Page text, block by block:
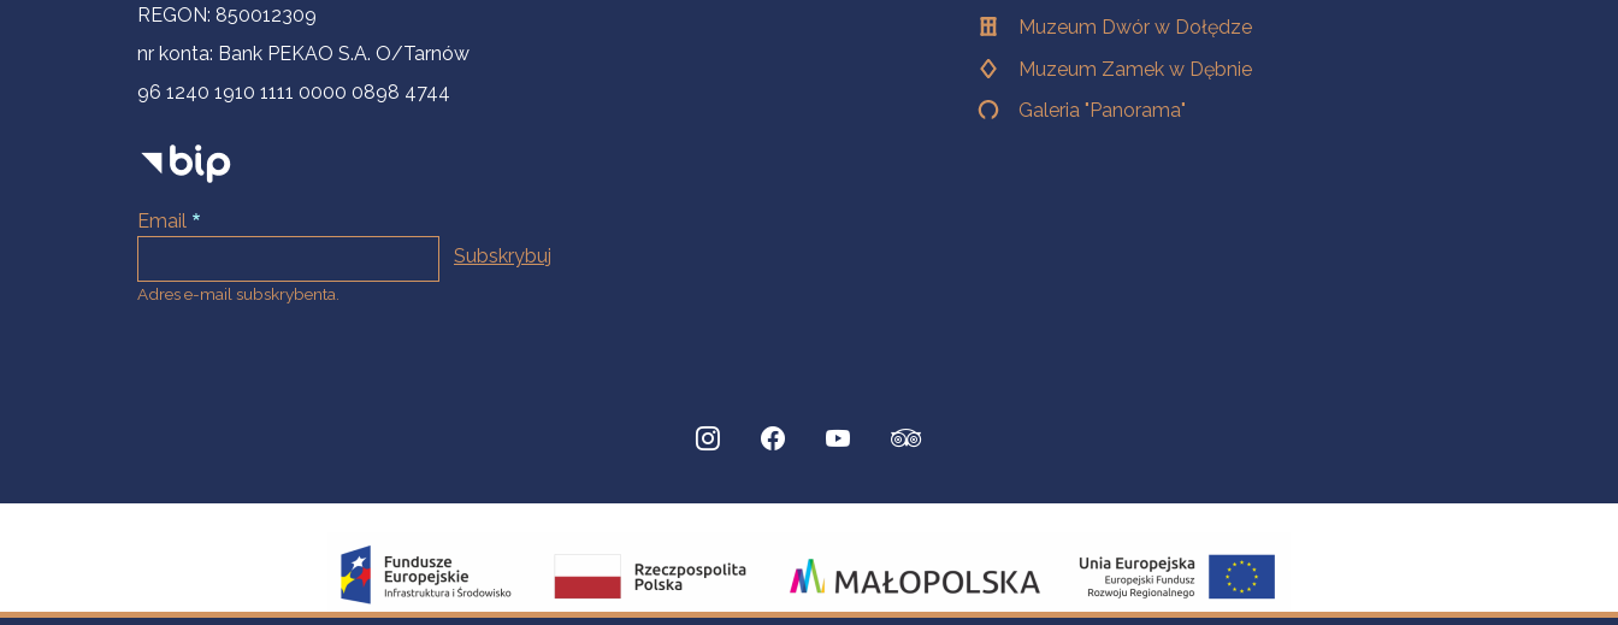
REGON: 850012309
nr konta: Bank PEKAO S.A. O/Tarnów
96 1240 1910 1111 0000 0898 4744
Email
Adres e-mail subskrybenta.
Muzeum Dwór w Dołędze
Muzeum Zamek w Dębnie
Galeria "Panorama"